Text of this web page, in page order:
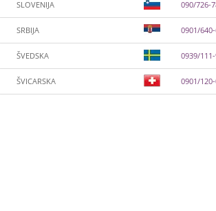
SLOVENIJA 090/726-
SRBIJA 0901/
ŠVEDSKA 0939/
ŠVICARSKA 0901/120-